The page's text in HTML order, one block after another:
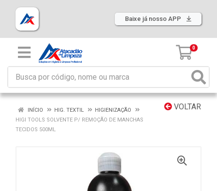
Baixe já nosso APP
0
VOLTAR
INÍCIO HIG. TEXTIL
HIGIENIZAÇÃO
HIGI TOOLS SOLVENTE P/ REMOÇÃO DE MANCHAS
TECIDOS 500ML